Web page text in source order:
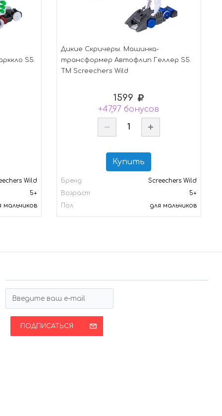
S5.
Wild
5+
мальчиков
Дикие Скричеры. Машинка-
трансформер Автофлип Геллер S5.
ТМ Screechers Wild
1599
+47,97 бонусов
Купить
Бренд
Screechers Wild
Возраст
5+
Пол
для мальчиков
ПОДПИСАТЬСЯ